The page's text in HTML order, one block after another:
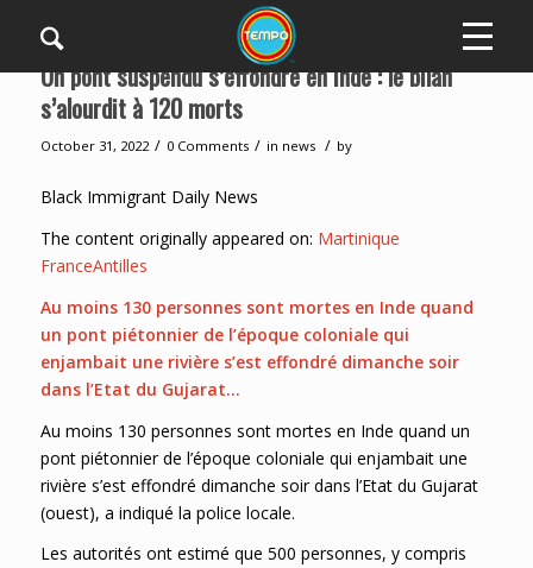
Un pont suspendu s’effondre en Inde : le bilan
s’alourdit à 120 morts
October 31, 2022 / 0 Comments / in news / by
Black Immigrant Daily News
The content originally appeared on: Martinique
FranceAntilles
Au moins 130 personnes sont mortes en Inde quand
un pont piétonnier de l’époque coloniale qui
enjambait une rivière s’est effondré dimanche soir
dans l’Etat du Gujarat…
Au moins 130 personnes sont mortes en Inde quand un
pont piétonnier de l’époque coloniale qui enjambait une
rivière s’est effondré dimanche soir dans l’Etat du Gujarat
(ouest), a indiqué la police locale.
Les autorités ont estimé que 500 personnes, y compris